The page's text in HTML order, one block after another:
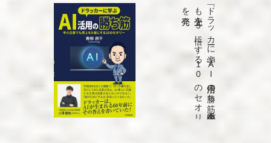
「ド
ラ
ッ
カ
ーに
学ぶ
A
I
活用の
勝ち
筋
中小企業で
も
売上を
5
倍に
す
る
1
0
の
セ
オ
リ
ー」
を
発売